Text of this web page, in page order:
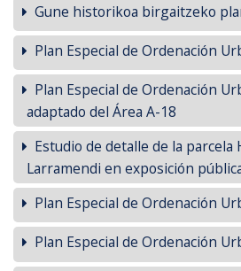
Gune historikoa birgaitzeko
Plan Especial de Ordenación
Plan Especial de Ordenación
adaptado del Área A-18
Estudio de detalle de la parcela
Larramendi en exposición
Plan Especial de Ordenación
Plan Especial de Ordenación